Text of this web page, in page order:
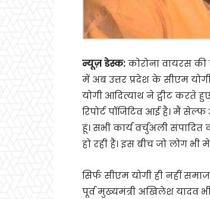
न्यूज़ डेस्क:कोरोना वायरस
में अब उत्तर प्रदेश के सीएम
योगी आदित्याथ ने ट्वीट करते
रिपोर्ट पॉजिटिव आई है। मैं
हूं। सभी कार्य वर्चुअली
हो रही हैं। इस बीच जो लोग
सिर्फ सीएम योगी ही नहीं
पूर्व मुख्यमंत्री अखिलेश यादव